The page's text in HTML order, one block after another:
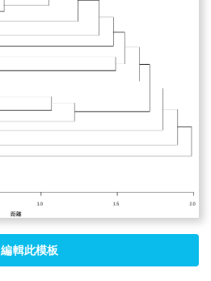
編輯此模板